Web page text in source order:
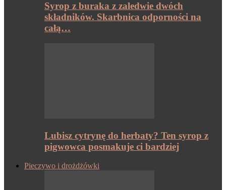
Syrop z buraka z zaledwie dwóch
składników. Skarbnica odporności na
całą…
Lubisz cytrynę do herbaty? Ten syrop z
pigwowca posmakuje ci bardziej
Pieczywo i drożdżówki